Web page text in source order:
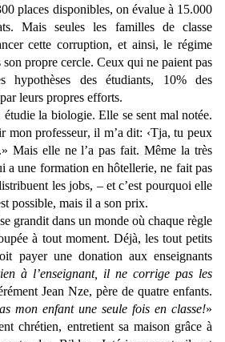
places disponibles, on évalue à 15.000
Mais seules les familles de classe
cette corruption, et ainsi, le régime
son propre cercle. Ceux qui ne paient pas
hypothèses des étudiants, 10% des
leurs propres efforts.
étudie la biologie. Elle se sent mal notée.
mon professeur, il m’a dit: ‹Tja, tu peux
Mais elle ne l’a pas fait. Même la très
a une formation en hôtellerie, ne fait pas
les jobs, – et c’est pourquoi elle
possible, mais il a son prix.
grandit dans un monde où chaque règle
à tout moment. Déjà, les tout petits
payer une donation aux enseignants
à l’enseignant, il ne corrige pas les
Jean Nze, père de quatre enfants.
mon enfant une seule fois en classe!»
chrétien, entretient sa maison grâce à